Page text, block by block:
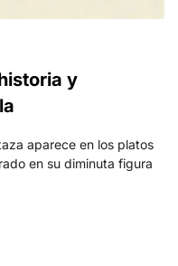
y
aparece en los platos
en su diminuta figura